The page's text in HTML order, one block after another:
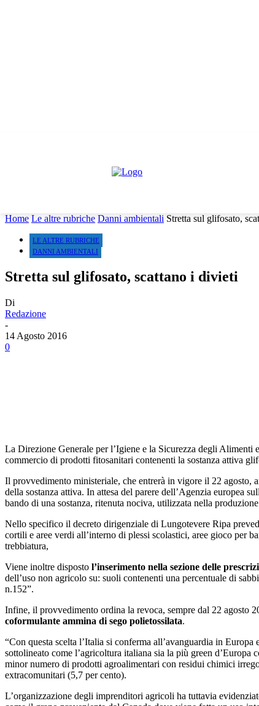
Home Le altre rubriche Danni ambientali Stretta sul glifosato,
LE ALTRE RUBRICHE
DANNI AMBIENTALI
Stretta sul glifosato, scattano i divieti
Di
Redazione
-
14 Agosto 2016
0
La Direzione Generale per l’Igiene e la Sicurezza degli
commercio di prodotti fitosanitari contenenti la sostanza attiva
Il provvedimento ministeriale, che entrerà in vigore il 22 agosto,
della sostanza attiva. In attesa del parere dell’Agenzia europea
bando di una sostanza, ritenuta nociva, utilizzata nella
Nello specifico il decreto dirigenziale di Lungotevere Ripa
cortili e aree verdi all’interno di plessi scolastici, aree gioco per
trebbiatura,
Viene inoltre disposto l’inserimento nella sezione delle
dell’uso non agricolo su: suoli contenenti una percentuale di
n.152”.
Infine, il provvedimento ordina la revoca, sempre dal 22 agosto
coformulante ammina di sego polietossilata.
“Con questa scelta l’Italia si conferma all’avanguardia in
sottolineato come l’agricoltura italiana sia la più green
minor numero di prodotti agroalimentari con residui chimici
extracomunitari (5,7 per cento).
L’organizzazione degli imprenditori agricoli ha tuttavia